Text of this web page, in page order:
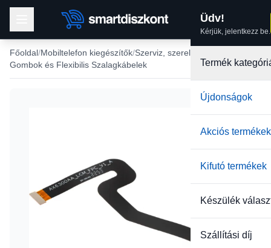
Üdv!
Kérjük, jelentkezz be.
Termék
Újdonságok
Akciós termékek
Kifutó termékek
Készülék
Szállítási díj
Főoldal Mobiltelefon kiegészítők Szerviz, szerelés
Gombok és Flexibilis Szalagkábelek